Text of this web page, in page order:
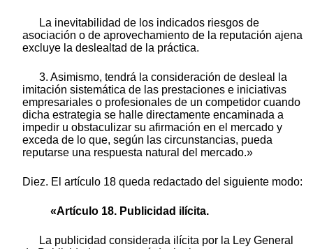
La inevitabilidad de los indicados riesgos de
asociación o de aprovechamiento de la reputación ajena
excluye la deslealtad de la práctica.
3. Asimismo, tendrá la consideración de desleal la
imitación sistemática de las prestaciones e iniciativas
empresariales o profesionales de un competidor cuando
dicha estrategia se halle directamente encaminada a
impedir u obstaculizar su afirmación en el mercado y
exceda de lo que, según las circunstancias, pueda
reputarse una respuesta natural del mercado.»
Diez. El artículo 18 queda redactado del siguiente modo:
«Artículo 18. Publicidad ilícita.
La publicidad considerada ilícita por la Ley General